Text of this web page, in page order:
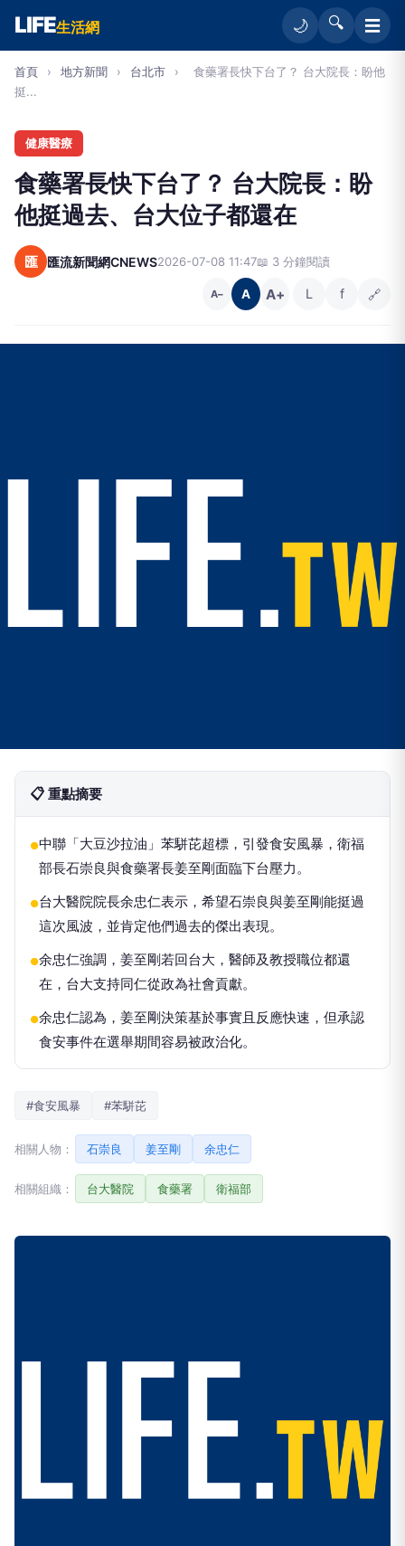
LIFE生活網 🌙 🔍 ☰
首頁 › 地方新聞 › 台北市 ›
食藥署長快下台了？ 台大院長：盼他
挺...
健康醫療
食藥署長快下台了？ 台大院長：盼
他挺過去、台大位子都還在
匯 匯流新聞網CNEWS2026-07-08 11:47📖 3 分鐘閱讀
A− A A+ L f 🔗
📋 重點摘要
●中聯「大豆沙拉油」苯駢芘超標，引發食安風暴，衛福
部長石崇良與食藥署長姜至剛面臨下台壓力。
●台大醫院院長余忠仁表示，希望石崇良與姜至剛能挺過
這次風波，並肯定他們過去的傑出表現。
●余忠仁強調，姜至剛若回台大，醫師及教授職位都還
在，台大支持同仁從政為社會貢獻。
●余忠仁認為，姜至剛決策基於事實且反應快速，但承認
食安事件在選舉期間容易被政治化。
#食安風暴 #苯駢芘
相關人物： 石崇良 姜至剛 余忠仁
相關組織： 台大醫院 食藥署 衛福部